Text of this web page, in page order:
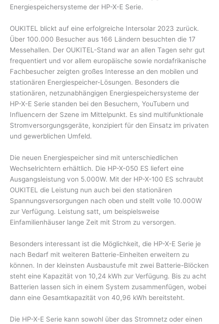
Energiespeichersysteme der HP-X-E Serie.
OUKITEL blickt auf eine erfolgreiche Intersolar 2023 zurück.
Über 100.000 Besucher aus 166 Ländern besuchten die 17
Messehallen. Der OUKITEL-Stand war an allen Tagen sehr gut
frequentiert und vor allem europäische sowie nordafrikanische
Fachbesucher zeigten großes Interesse an den mobilen und
stationären Energiespeicher-Lösungen. Besonders die
stationären, netzunabhängigen Energiespeichersysteme der
HP-X-E Serie standen bei den Besuchern, YouTubern und
Influencern der Szene im Mittelpunkt. Es sind multifunktionale
Stromversorgungsgeräte, konzipiert für den Einsatz im privaten
und gewerblichen Umfeld.
Die neuen Energiespeicher sind mit unterschiedlichen
Wechselrichtern erhältlich. Die HP-X-050 ES liefert eine
Ausgangsleistung von 5.000W. Mit der HP-X-100 ES schraubt
OUKITEL die Leistung nun auch bei den stationären
Spannungsversorgungen nach oben und stellt volle 10.000W
zur Verfügung. Leistung satt, um beispielsweise
Einfamilienhäuser lange Zeit mit Strom zu versorgen.
Besonders interessant ist die Möglichkeit, die HP-X-E Serie je
nach Bedarf mit weiteren Batterie-Einheiten erweitern zu
können. In der kleinsten Ausbaustufe mit zwei Batterie-Blöcken
steht eine Kapazität von 10,24 kWh zur Verfügung. Bis zu acht
Batterien lassen sich in einem System zusammenfügen, wobei
dann eine Gesamtkapazität von 40,96 kWh bereitsteht.
Die HP-X-E Serie kann sowohl über das Stromnetz oder einen